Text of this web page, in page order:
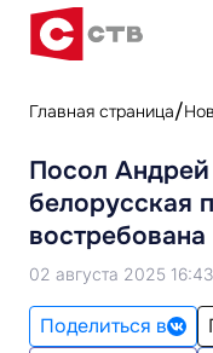
Главная страница
Посол
белорусская
02 августа 2025 16:43
Поделиться в